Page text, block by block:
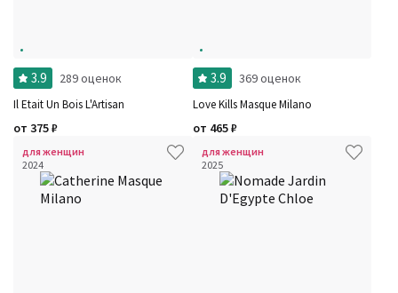
3.9 289 оценок
Il Etait Un Bois L'Artisan
от 375₽
3.9 369 оценок
Love Kills Masque Milano
от 465₽
для женщин
2024
для женщин
2025